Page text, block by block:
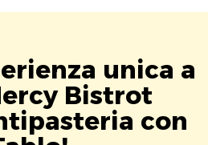
unica a
Bistrot
con